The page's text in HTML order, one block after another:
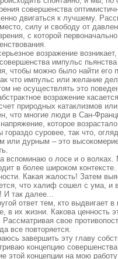
совершенства
двигаться к лучшему.
силу и свободу от
, с которой
возражение
импульс
чтобы можно было найти его
что импульс или желание
не осуществлять это
возражение
природных катаклизмов
что многие люди в Сан-
которое
гораздо суровее, так что,
или дурным – это
вспоминаю о лосе и о волках.
в более широком
Какая жалость! Затем
что халиф сошел с ума, и
И так далее...
ответ тем, кто выдвигает
в их жизни. Какова ценность
Рассматривая свое
все повторяется.
завершить эту главу
концепцию
этой концепции на мою